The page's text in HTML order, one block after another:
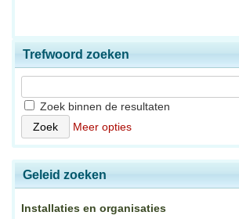
Trefwoord zoeken
Zoek binnen de resultaten
Meer opties
Geleid zoeken
Installaties en organisaties